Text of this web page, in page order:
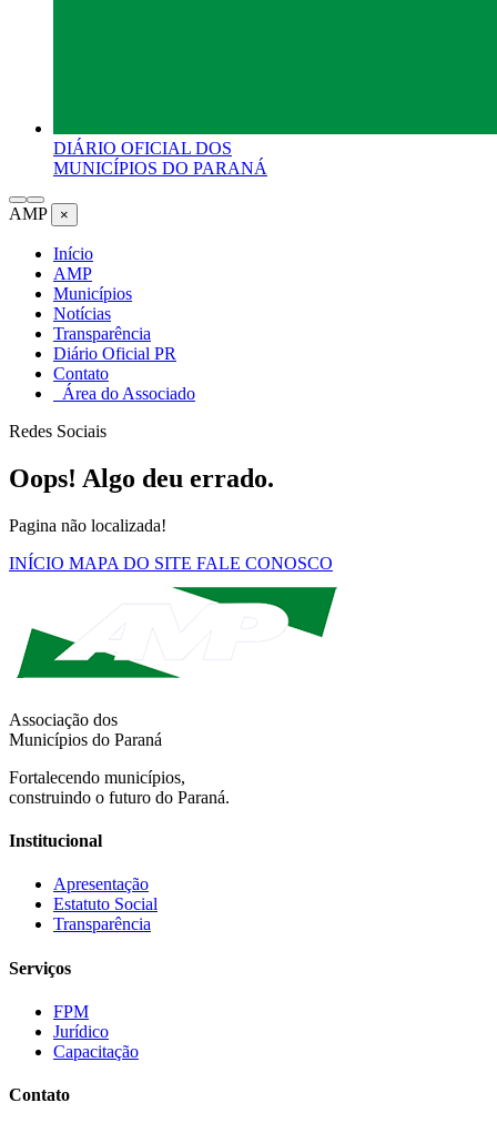
DIÁRIO OFICIAL DOS
MUNICÍPIOS DO PARANÁ
AMP ×
Início
AMP
Municípios
Notícias
Transparência
Diário Oficial PR
Contato
Área do Associado
Redes Sociais
Oops! Algo deu errado.
Pagina não localizada!
INÍCIO MAPA DO SITE FALE CONOSCO
Associação dos
Municípios do Paraná
Fortalecendo municípios,
construindo o futuro do Paraná.
Institucional
Apresentação
Estatuto Social
Transparência
Serviços
FPM
Jurídico
Capacitação
Contato